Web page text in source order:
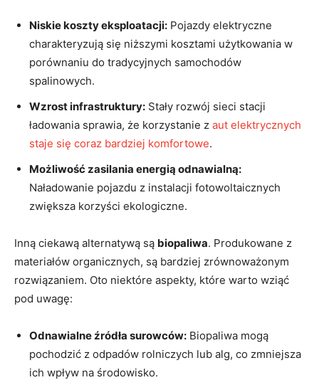
Niskie koszty eksploatacji: Pojazdy elektryczne
charakteryzują się niższymi kosztami użytkowania⁤ w
porównaniu do tradycyjnych samochodów
spalinowych.
Wzrost infrastruktury: Stały rozwój sieci stacji
⁣ładowania sprawia, że korzystanie z aut elektrycznych
staje się coraz bardziej komfortowe.
Możliwość zasilania⁢ energią odnawialną:
Naładowanie pojazdu z instalacji fotowoltaicznych
zwiększa korzyści ekologiczne.
Inną ciekawą⁤ alternatywą ​są⁢ biopaliwa. Produkowane z
materiałów organicznych, są bardziej zrównoważonym
rozwiązaniem. ‌Oto niektóre aspekty, które ⁤warto wziąć
pod uwagę:
Odnawialne źródła ‌surowców: Biopaliwa mogą
pochodzić z odpadów rolniczych ‌lub alg, co zmniejsza
ich ‍wpływ na środowisko.